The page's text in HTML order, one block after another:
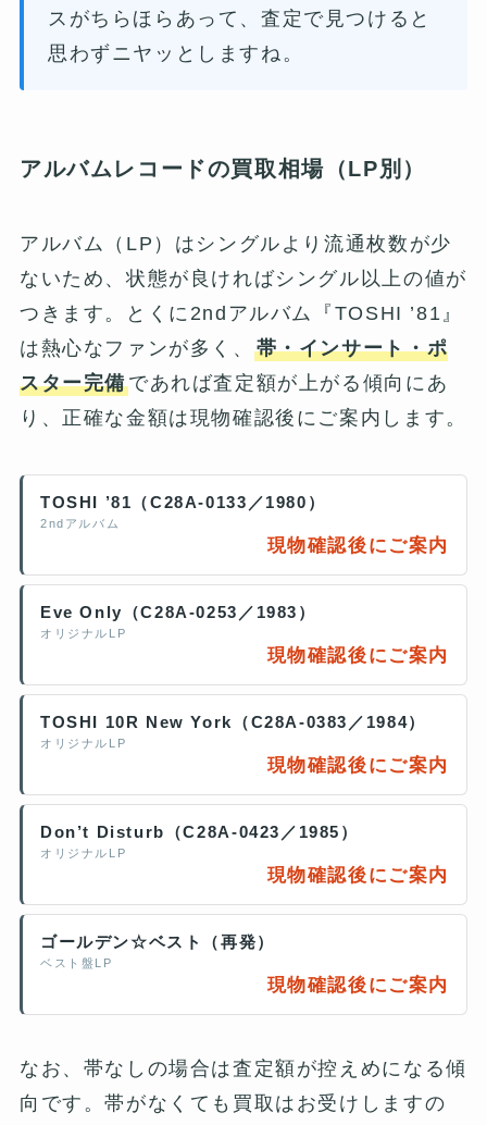
スがちらほらあって、査定で見つけると
思わずニヤッとしますね。
アルバムレコードの買取相場（LP別）
アルバム（LP）はシングルより流通枚数が少
ないため、状態が良ければシングル以上の値が
つきます。とくに2ndアルバム『TOSHI ’81』
は熱心なファンが多く、 帯・インサート・ポ
スター完備であれば査定額が上がる傾向にあ
り、正確な金額は現物確認後にご案内します。
TOSHI ’81（C28A-0133／1980）
2ndアルバム
現物確認後にご案内
Eve Only（C28A-0253／1983）
オリジナルLP
現物確認後にご案内
TOSHI 10R New York（C28A-0383／1984）
オリジナルLP
現物確認後にご案内
Don’t Disturb（C28A-0423／1985）
オリジナルLP
現物確認後にご案内
ゴールデン☆ベスト（再発）
ベスト盤LP
現物確認後にご案内
なお、帯なしの場合は査定額が控えめになる傾
向です。帯がなくても買取はお受けしますの